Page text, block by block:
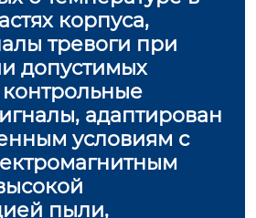
корпуса,
тревоги при
допустимых
адаптирован
условиям с
пыли,